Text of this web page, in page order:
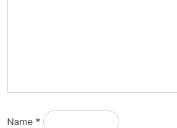
Name *